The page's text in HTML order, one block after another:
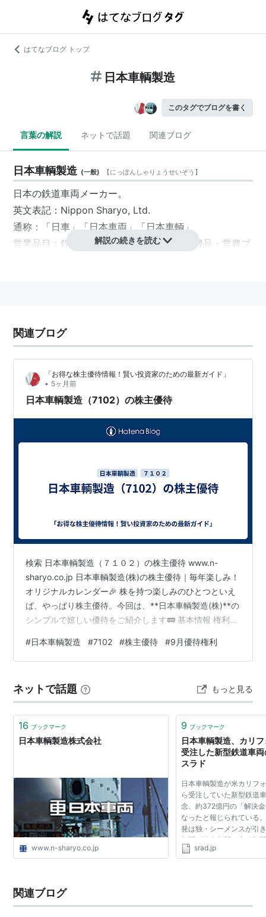
はてなブログ トップ
日本車輌製造
このタグでブログを書く
言葉の解説 ネットで話題 関連ブログ
日本車輌製造 (一般) 【にっぽんしゃりょうせいぞう 】
日本の鉄道車両メーカー。
英文表記：Nippon Sharyo, Ltd.
通称：「日車 」「日本車両」「日本車輌」
営業品目：鉄道車両・橋梁・建設機械・電機品・営農プ
愛知県名古屋市熱田区三本松町に本社がある。
1896年9月会社設立。
2008年8月15日、日本車輌製造はJR東海（東海旅客鉄
）と資本・業務提携することを発表した。
JR東海は日本車輌製造
（50.86％）を取得し、
とし
解説の続きを読む
関連ブログ
「お得な株主優待情報！賢い投資家のための最新ガイド」
• 5ヶ月前
日本車輌製造（7102）の株主優待
検索 日本車輌製造（７１０２）の株主優待 www.n-
sharyo.co.jp 日本車輌製造(株)の株主優待｜毎年楽しみ！
オリジナルカレンダー🎉 株を持つ楽しみのひとつといえ
ば、やっぱり株主優待。今回は、**日本車輌製造(株)**の
シンプルで嬉しい優待をご紹介します🚃 基本情報 権利確
家電、オリジナル・限定 配当（予想）：1株あたり50円
株主優待の内容 100株以上保有している株主には、自社
る 会社ならではのデザインや限定感が魅力 デスクやお部
屋に飾れば、1年中日本車輌製造を身近に感じ…
#日本車輌製造 #7102 #株主優待 #9月優待権利
ネットで話題 もっと見る
16 ブックマーク
日本車輌製造株式会社
www.n-sharyo.co.jp
9 ブックマーク
日本車輌製造、カリ
受注した新型鉄道車
スラド
日本車輌製造が米カリフ
ら受注していた新型鉄道
念、約372億円の「解決
なったと報じられている
発は独・シーメンスが引
新聞、読売新聞、産経新
年に住友商事グループ経
srad.jp
関連ブログ